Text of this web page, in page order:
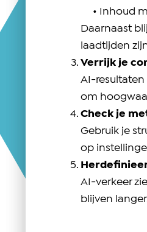
• Inhoud
Daarnaast
laadtijden
Verrijk je
AI-resultaten
om
Check je
Gebruik je
op
AI-verkeer
blijven